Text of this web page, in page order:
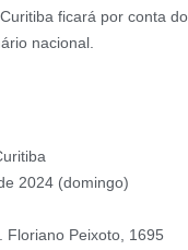
ficará por conta
nacional.
2024 (domingo)
Floriano Peixoto, 1695